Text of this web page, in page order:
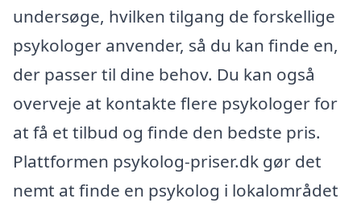
undersøge, hvilken tilgang de forskellige
psykologer anvender, så du kan finde en,
der passer til dine behov. Du kan også
overveje at kontakte flere psykologer for
at få et tilbud og finde den bedste pris.
Plattformen psykolog-priser.dk gør det
nemt at finde en psykolog i lokalområdet